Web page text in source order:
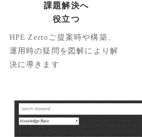
課題解決へ
役立つ
HPE Zertoご提案時や構築、
運用時の疑問を図解により解
決に導きます